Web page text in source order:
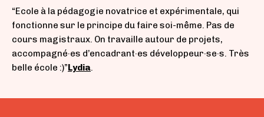
“Ecole à la pédagogie novatrice et expérimentale, qui
fonctionne sur le principe du faire soi-même. Pas de
cours magistraux. On travaille autour de projets,
accompagné·es d’encadrant·es développeur·se·s. Très
belle école :)”Lydia.